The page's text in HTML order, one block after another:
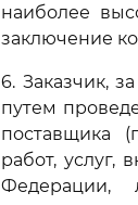
наиболее
заключение
6. Заказчик,
путем
поставщика
работ, услуг,
Федерации,